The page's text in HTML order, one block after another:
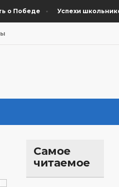
Победе Успехи школьников
Самое
читаемое